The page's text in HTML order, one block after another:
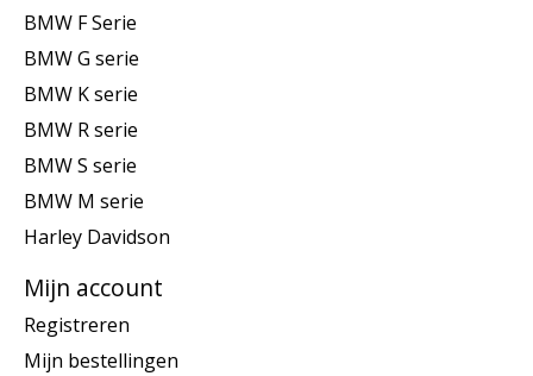
BMW F Serie
BMW G serie
BMW K serie
BMW R serie
BMW S serie
BMW M serie
Harley Davidson
Mijn account
Registreren
Mijn bestellingen